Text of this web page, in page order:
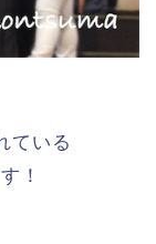
ている
！